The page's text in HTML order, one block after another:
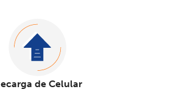
de Celular